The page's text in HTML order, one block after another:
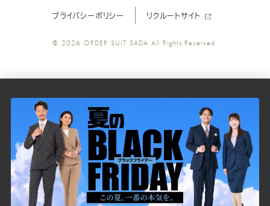
ツ
の
公
式
Youtube
の
公
式
Facebook
ツ
の
公
式
Twitter
ツ
の
公
式
ツ
の
公
式
LINE
プライバシーポリシー リクルートサイト
© 2026 ORDER SUIT SADA All Rights Reserved.